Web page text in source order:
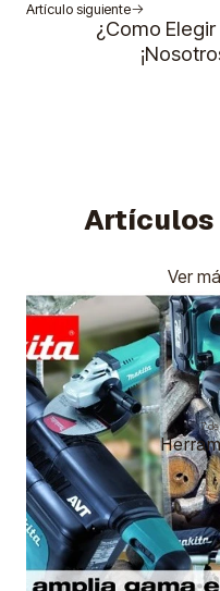
Artículo siguiente
¿Como
Artículos
Ver
7